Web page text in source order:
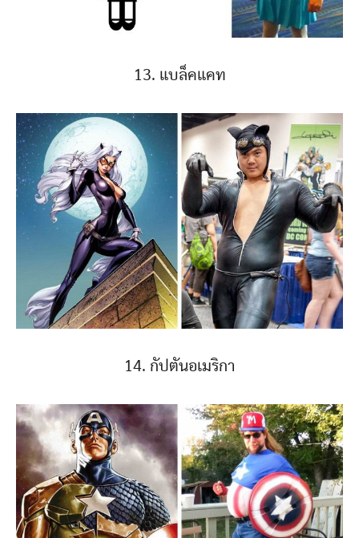
13. แบล็คแคท
14. กัปตันอเมริกา